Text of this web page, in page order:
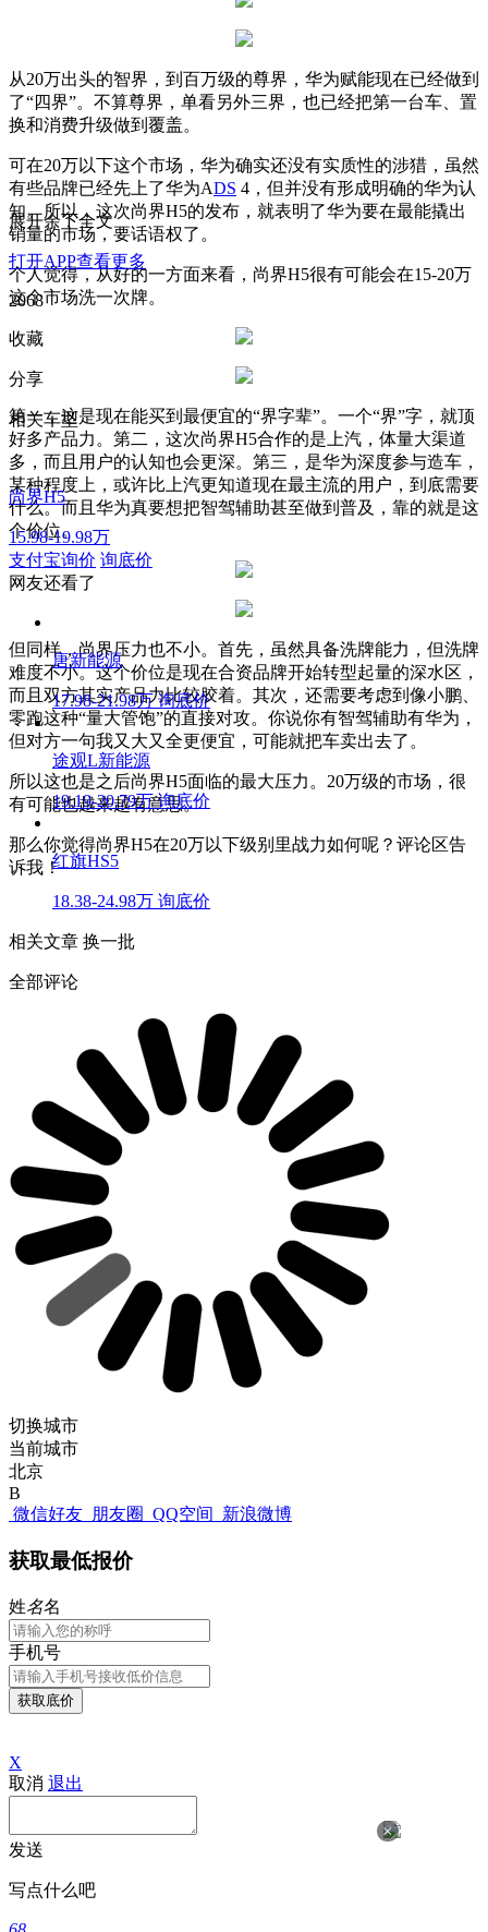
从20万出头的智界，到百万级的尊界，华为赋能现在已经做到
了“四界”。不算尊界，单看另外三界，也已经把第一台车、置
换和消费升级做到覆盖。
可在20万以下这个市场，华为确实还没有实质性的涉猎，虽然
有些品牌已经先上了华为ADS 4，但并没有形成明确的华为认
知。所以，这次尚界H5的发布，就表明了华为要在最能撬出
销量的市场，要话语权了。
个人觉得，从好的一方面来看，尚界H5很有可能会在15-20万
这个市场洗一次牌。
第一，这是现在能买到最便宜的“界字辈”。一个“界”字，就顶
好多产品力。第二，这次尚界H5合作的是上汽，体量大渠道
多，而且用户的认知也会更深。第三，是华为深度参与造车，
某种程度上，或许比上汽更知道现在最主流的用户，到底需要
什么。而且华为真要想把智驾辅助甚至做到普及，靠的就是这
个价位。
但同样，尚界压力也不小。首先，虽然具备洗牌能力，但洗牌
难度不小。这个价位是现在合资品牌开始转型起量的深水区，
而且双方其实产品力比较胶着。其次，还需要考虑到像小鹏、
零跑这种“量大管饱”的直接对攻。你说你有智驾辅助有华为，
但对方一句我又大又全更便宜，可能就把车卖出去了。
所以这也是之后尚界H5面临的最大压力。20万级的市场，很
有可能也越来越有意思。
那么你觉得尚界H5在20万以下级别里战力如何呢？评论区告
诉我！
展开余下全文
打开APP查看更多
2068
收藏
分享
相关车型
尚界H5
15.98-19.98万
支付宝询价 询底价
网友还看了
唐新能源
17.98-21.98万 询底价
途观L新能源
19.19-20.79万 询底价
红旗HS5
18.38-24.98万 询底价
相关文章 换一批
全部评论
切换城市
当前城市
北京
B
微信好友 朋友圈 QQ空间 新浪微博
获取最低报价
姓名名
手机号
获取底价
X
取消 退出
发送
写点什么吧
×